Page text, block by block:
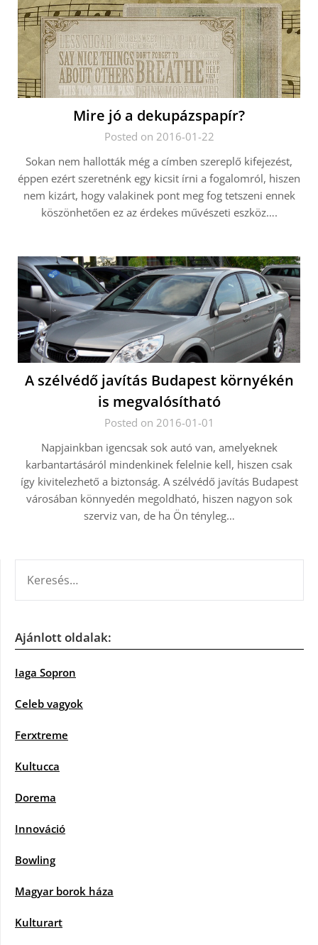
Mire jó a dekupázspapír?
Posted on 2016-01-22
Sokan nem hallották még a címben szereplő kifejezést,
éppen ezért szeretnénk egy kicsit írni a fogalomról, hiszen
nem kizárt, hogy valakinek pont meg fog tetszeni ennek
köszönhetően ez az érdekes művészeti eszköz….
A szélvédő javítás Budapest környékén
is megvalósítható
Posted on 2016-01-01
Napjainkban igencsak sok autó van, amelyeknek
karbantartásáról mindenkinek felelnie kell, hiszen csak
így kivitelezhető a biztonság. A szélvédő javítás Budapest
városában könnyedén megoldható, hiszen nagyon sok
szerviz van, de ha Ön tényleg…
Ajánlott oldalak:
Iaga Sopron
Celeb vagyok
Ferxtreme
Kultucca
Dorema
Innováció
Bowling
Magyar borok háza
Kulturart